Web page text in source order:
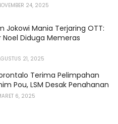
24, 2025
Jokowi Mania Terjaring OTT:
Diduga Memeras
21, 2025
Terima Pelimpahan
Pou, LSM Desak Penahanan
6, 2025